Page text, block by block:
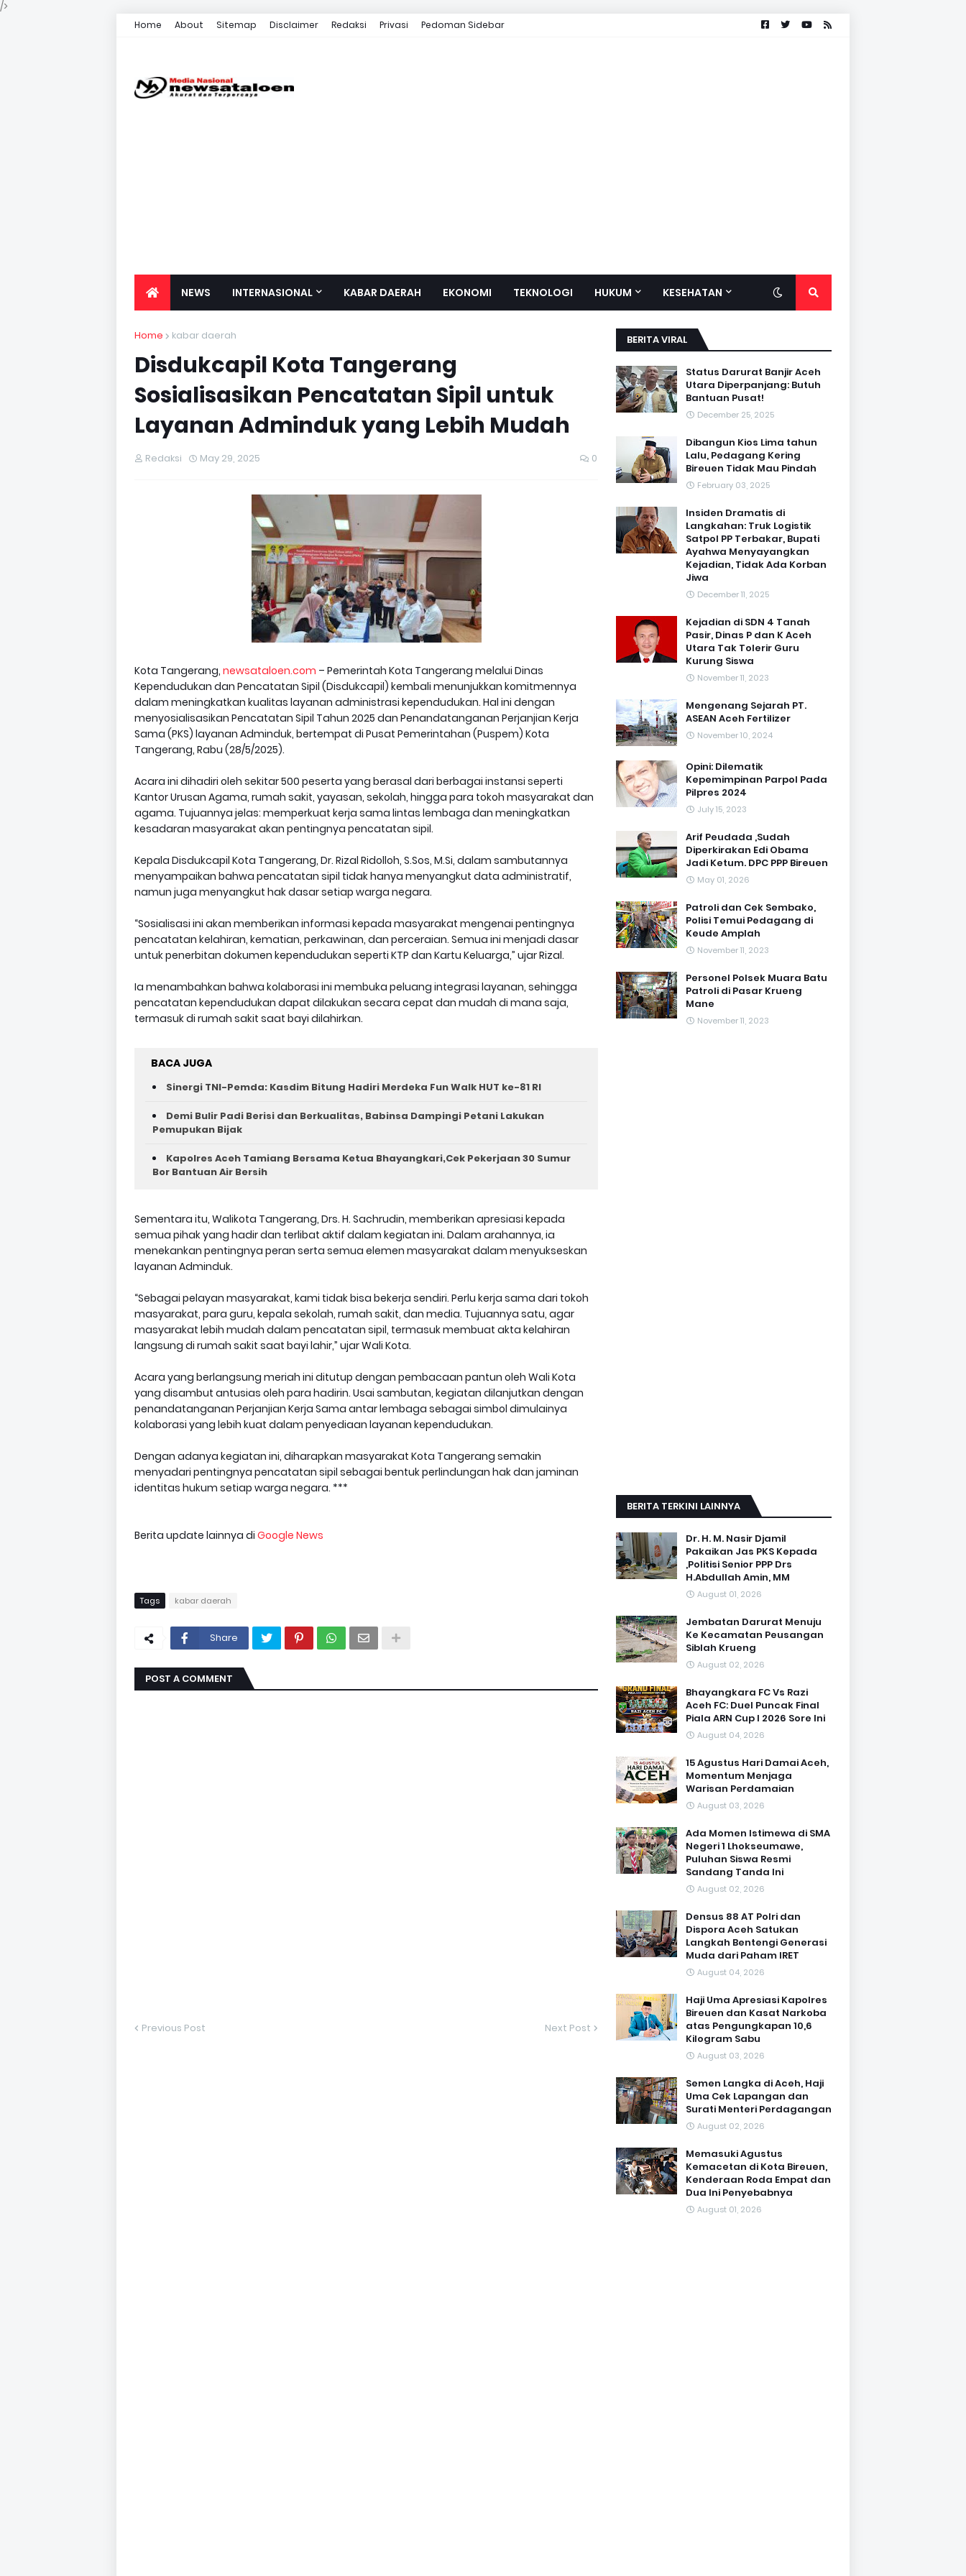
/>
Home About Sitemap Disclaimer Redaksi Privasi Pedoman Sidebar
NEWS INTERNASIONAL KABAR DAERAH EKONOMI TEKNOLOGI HUKUM KESEHATAN
Home kabar daerah
Disdukcapil Kota Tangerang
Sosialisasikan Pencatatan Sipil untuk
Layanan Adminduk yang Lebih Mudah
Redaksi May 29, 2025 0
Kota Tangerang, newsataloen.com – Pemerintah Kota Tangerang melalui Dinas
Kependudukan dan Pencatatan Sipil (Disdukcapil) kembali menunjukkan komitmennya
dalam meningkatkan kualitas layanan administrasi kependudukan. Hal ini dengan
menyosialisasikan Pencatatan Sipil Tahun 2025 dan Penandatanganan Perjanjian Kerja
Sama (PKS) layanan Adminduk, bertempat di Pusat Pemerintahan (Puspem) Kota
Tangerang, Rabu (28/5/2025).
Acara ini dihadiri oleh sekitar 500 peserta yang berasal dari berbagai instansi seperti
Kantor Urusan Agama, rumah sakit, yayasan, sekolah, hingga para tokoh masyarakat dan
agama. Tujuannya jelas: memperkuat kerja sama lintas lembaga dan meningkatkan
kesadaran masyarakat akan pentingnya pencatatan sipil.
Kepala Disdukcapil Kota Tangerang, Dr. Rizal Ridolloh, S.Sos, M.Si, dalam sambutannya
menyampaikan bahwa pencatatan sipil tidak hanya menyangkut data administratif,
namun juga menyangkut hak dasar setiap warga negara.
“Sosialisasi ini akan memberikan informasi kepada masyarakat mengenai pentingnya
pencatatan kelahiran, kematian, perkawinan, dan perceraian. Semua ini menjadi dasar
untuk penerbitan dokumen kependudukan seperti KTP dan Kartu Keluarga,” ujar Rizal.
Ia menambahkan bahwa kolaborasi ini membuka peluang integrasi layanan, sehingga
pencatatan kependudukan dapat dilakukan secara cepat dan mudah di mana saja,
termasuk di rumah sakit saat bayi dilahirkan.
BACA JUGA
Sinergi TNI-Pemda: Kasdim Bitung Hadiri Merdeka Fun Walk HUT ke-81 RI
Demi Bulir Padi Berisi dan Berkualitas, Babinsa Dampingi Petani Lakukan
Pemupukan Bijak
Kapolres Aceh Tamiang Bersama Ketua Bhayangkari,Cek Pekerjaan 30 Sumur
Bor Bantuan Air Bersih
Sementara itu, Walikota Tangerang, Drs. H. Sachrudin, memberikan apresiasi kepada
semua pihak yang hadir dan terlibat aktif dalam kegiatan ini. Dalam arahannya, ia
menekankan pentingnya peran serta semua elemen masyarakat dalam menyukseskan
layanan Adminduk.
“Sebagai pelayan masyarakat, kami tidak bisa bekerja sendiri. Perlu kerja sama dari tokoh
masyarakat, para guru, kepala sekolah, rumah sakit, dan media. Tujuannya satu, agar
masyarakat lebih mudah dalam pencatatan sipil, termasuk membuat akta kelahiran
langsung di rumah sakit saat bayi lahir,” ujar Wali Kota.
Acara yang berlangsung meriah ini ditutup dengan pembacaan pantun oleh Wali Kota
yang disambut antusias oleh para hadirin. Usai sambutan, kegiatan dilanjutkan dengan
penandatanganan Perjanjian Kerja Sama antar lembaga sebagai simbol dimulainya
kolaborasi yang lebih kuat dalam penyediaan layanan kependudukan.
Dengan adanya kegiatan ini, diharapkan masyarakat Kota Tangerang semakin
menyadari pentingnya pencatatan sipil sebagai bentuk perlindungan hak dan jaminan
identitas hukum setiap warga negara. ***
Berita update lainnya di Google News
Tags kabar daerah
Share
POST A COMMENT
Previous Post Next Post
BERITA VIRAL
Status Darurat Banjir Aceh
Utara Diperpanjang: Butuh
Bantuan Pusat!
December 25, 2025
Dibangun Kios Lima tahun
Lalu, Pedagang Kering
Bireuen Tidak Mau Pindah
February 03, 2025
Insiden Dramatis di
Langkahan: Truk Logistik
Satpol PP Terbakar, Bupati
Ayahwa Menyayangkan
Kejadian, Tidak Ada Korban
Jiwa
December 11, 2025
Kejadian di SDN 4 Tanah
Pasir, Dinas P dan K Aceh
Utara Tak Tolerir Guru
Kurung Siswa
November 11, 2023
Mengenang Sejarah PT.
ASEAN Aceh Fertilizer
November 10, 2024
Opini: Dilematik
Kepemimpinan Parpol Pada
Pilpres 2024
July 15, 2023
Arif Peudada ,Sudah
Diperkirakan Edi Obama
Jadi Ketum. DPC PPP Bireuen
May 01, 2026
Patroli dan Cek Sembako,
Polisi Temui Pedagang di
Keude Amplah
November 11, 2023
Personel Polsek Muara Batu
Patroli di Pasar Krueng
Mane
November 11, 2023
BERITA TERKINI LAINNYA
Dr. H. M. Nasir Djamil
Pakaikan Jas PKS Kepada
,Politisi Senior PPP Drs
H.Abdullah Amin, MM
August 01, 2026
Jembatan Darurat Menuju
Ke Kecamatan Peusangan
Siblah Krueng
August 02, 2026
Bhayangkara FC Vs Razi
Aceh FC: Duel Puncak Final
Piala ARN Cup I 2026 Sore Ini
August 04, 2026
15 Agustus Hari Damai Aceh,
Momentum Menjaga
Warisan Perdamaian
August 03, 2026
Ada Momen Istimewa di SMA
Negeri 1 Lhokseumawe,
Puluhan Siswa Resmi
Sandang Tanda Ini
August 02, 2026
Densus 88 AT Polri dan
Dispora Aceh Satukan
Langkah Bentengi Generasi
Muda dari Paham IRET
August 04, 2026
Haji Uma Apresiasi Kapolres
Bireuen dan Kasat Narkoba
atas Pengungkapan 10,6
Kilogram Sabu
August 03, 2026
Semen Langka di Aceh, Haji
Uma Cek Lapangan dan
Surati Menteri Perdagangan
August 02, 2026
Memasuki Agustus
Kemacetan di Kota Bireuen,
Kenderaan Roda Empat dan
Dua Ini Penyebabnya
August 01, 2026